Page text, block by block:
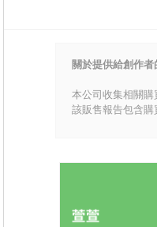
關於提供給創作者
本公司收集相關購
該販售報告包含購